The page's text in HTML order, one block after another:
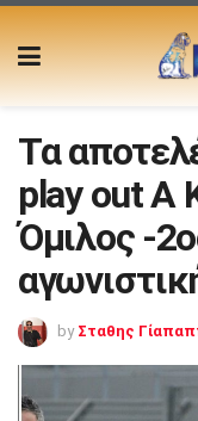
Τα
play out Α
Όμιλος -
by Σταθης